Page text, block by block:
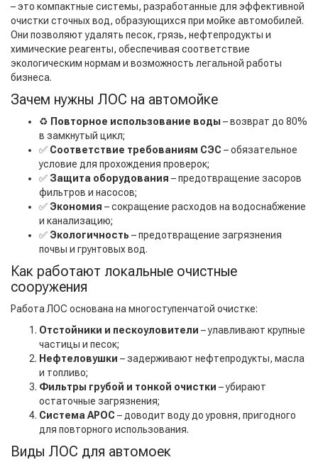
– это компактные системы, разработанные для эффективной
очистки сточных вод, образующихся при мойке автомобилей.
Они позволяют удалять песок, грязь, нефтепродукты и
химические реагенты, обеспечивая соответствие
экологическим нормам и возможность легальной работы
бизнеса.
Зачем нужны ЛОС на автомойке
♻️ Повторное использование воды – возврат до 80%
в замкнутый цикл;
✅ Соответствие требованиям СЭС – обязательное
условие для прохождения проверок;
✅ Защита оборудования – предотвращение засоров
фильтров и насосов;
✅ Экономия – сокращение расходов на водоснабжение
и канализацию;
✅ Экологичность – предотвращение загрязнения
почвы и грунтовых вод.
Как работают локальные очистные
сооружения
Работа ЛОС основана на многоступенчатой очистке:
Отстойники и пескоуловители – улавливают крупные
частицы и песок;
Нефтеловушки – задерживают нефтепродукты, масла
и топливо;
Фильтры грубой и тонкой очистки – убирают
остаточные загрязнения;
Система АРОС – доводит воду до уровня, пригодного
для повторного использования.
Виды ЛОС для автомоек